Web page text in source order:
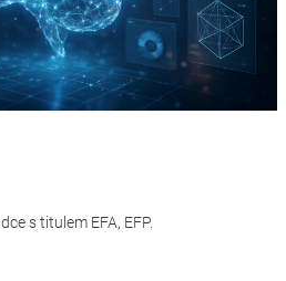
s titulem EFA, EFP.